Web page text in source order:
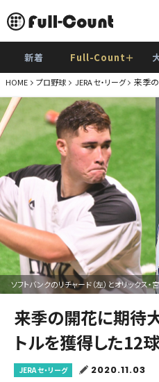
新着 Full-Count＋
HOME プロ野球 JERA セ・リーグ 来季
ソフトバンクのリチャード（左）とオリックス
来季の開花に期待
トルを獲得した12
JERA セ・リーグ 2020.11.03